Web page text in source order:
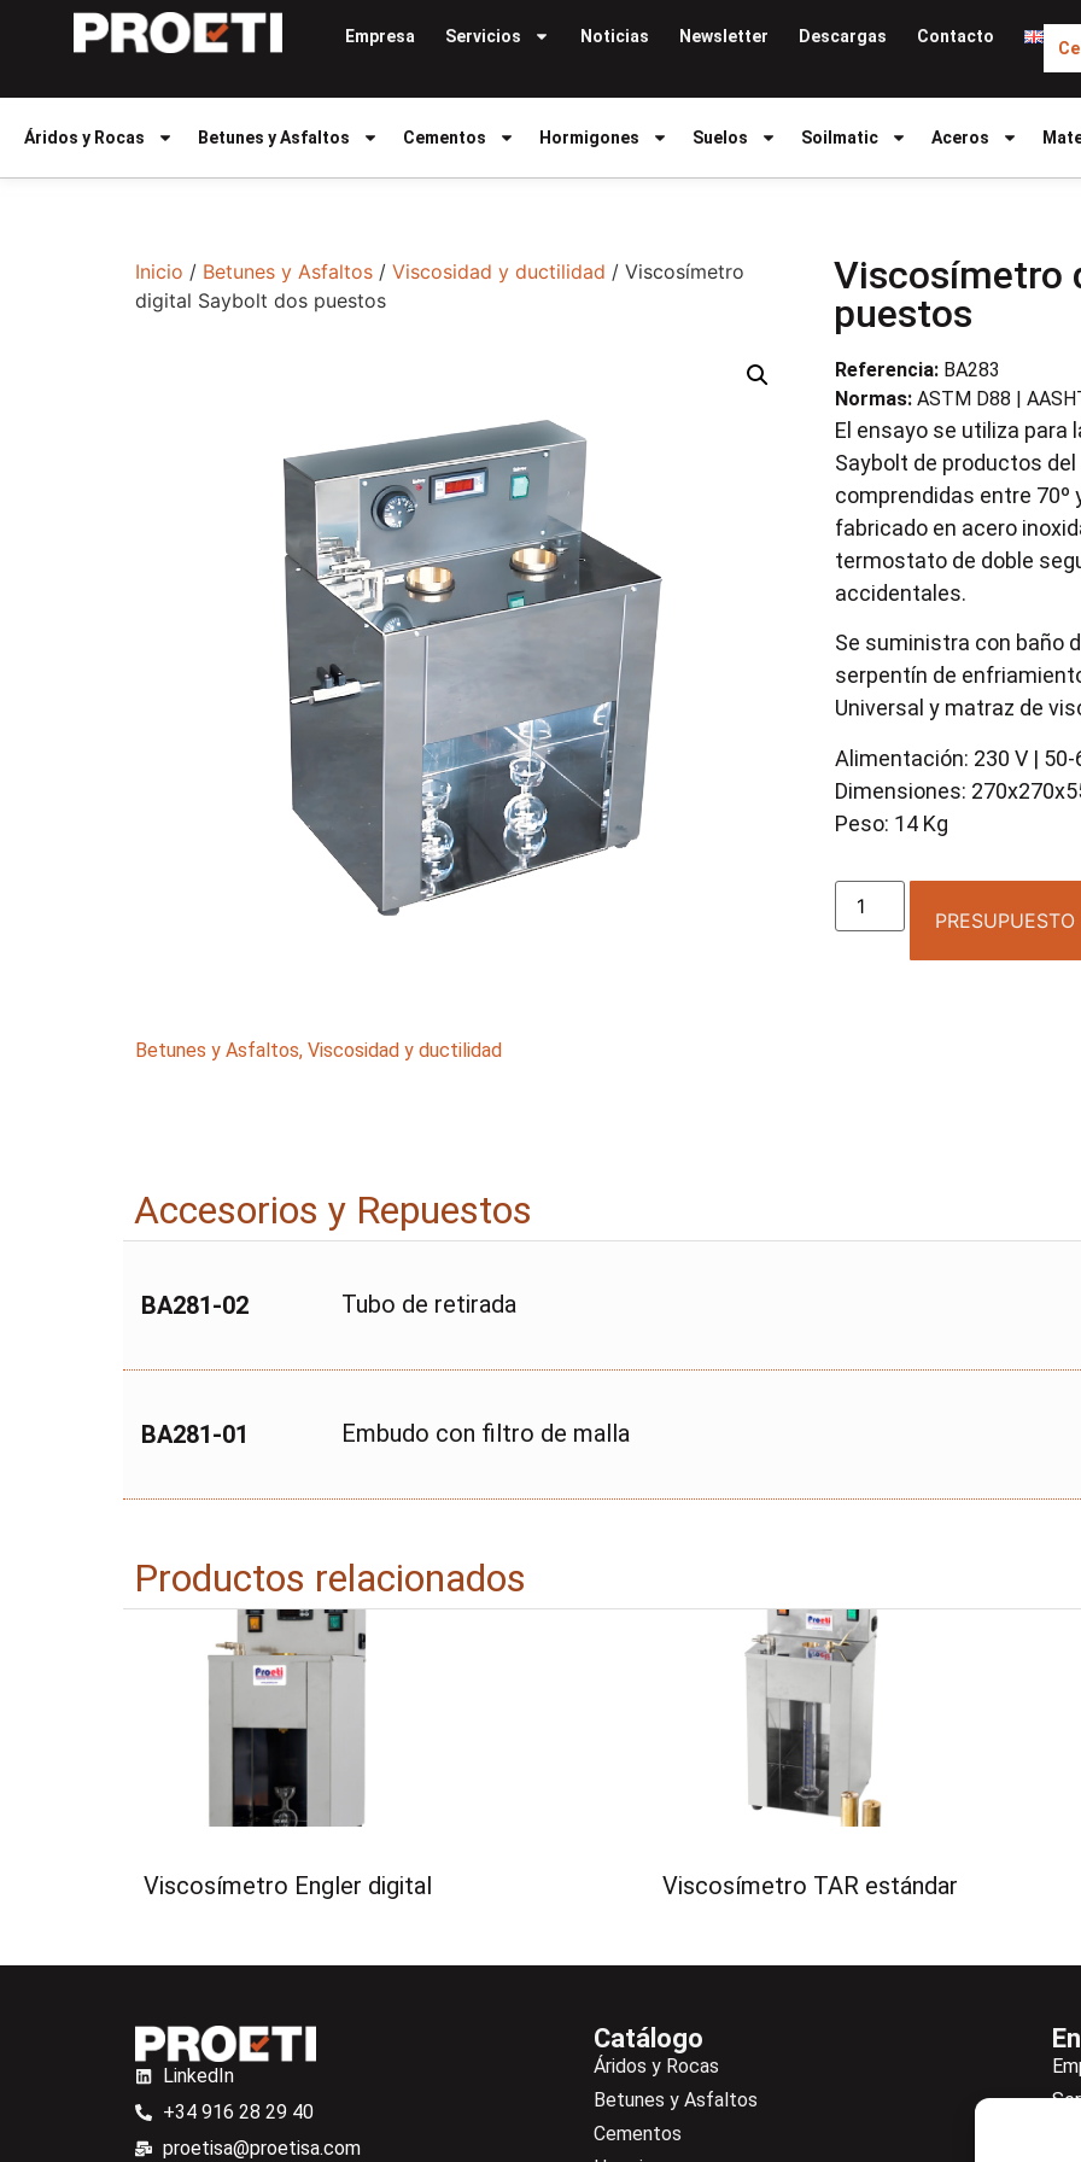
Empresa Servicios Noticias Newsletter Descargas Contacto
Áridos y Rocas Betunes y Asfaltos Cementos Hormigones Suelos Soilmatic Aceros
Inicio / Betunes y Asfaltos / Viscosidad y ductilidad / Viscosímetro
digital Saybolt dos puestos
Betunes y Asfaltos, Viscosidad y ductilidad
Viscosímetro
puestos
Referencia: BA283
Normas: ASTM D88 |
El ensayo se utiliza para
Saybolt de productos
comprendidas entre 70º
fabricado en acero
termostato de doble
accidentales.
Se suministra con baño
serpentín de
Universal y matraz de
Alimentación: 230 V | 50-
Dimensiones:
Peso: 14 Kg
PRESUPUESTO
Accesorios y Repuestos
BA281-02 Tubo de retirada
BA281-01 Embudo con filtro de malla
Productos relacionados
Viscosímetro Engler digital Viscosímetro TAR estándar
LinkedIn
+34 916 28 29 40
proetisa@proetisa.com
Catálogo
Áridos y Rocas
Betunes y Asfaltos
Cementos